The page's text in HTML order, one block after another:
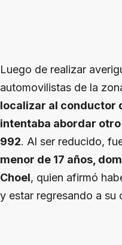
Luego de realizar
automovilistas de la
localizar al conductor
intentaba abordar
992. Al ser reducido,
menor de 17 años,
Choel, quien afirmó
y estar regresando a su